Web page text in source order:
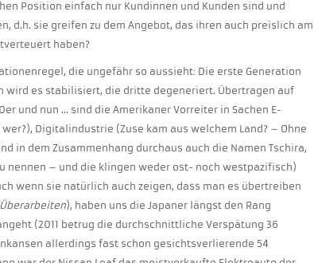
Position einfach nur Kundinnen und Kunden sind und
d.h. sie greifen zu dem Angebot, das ihren auch preislich am
haben?
die ungefähr so aussieht: Die erste Generation
wird es stabilisiert, die dritte degeneriert. Übertragen auf
und nun … sind die Amerikaner Vorreiter in Sachen E-
Digitalindustrie (Zuse kam aus welchem Land? – Ohne
in dem Zusammenhang durchaus auch die Namen Tschira,
nennen – und die klingen weder ost- noch westpazifisch)
wenn sie natürlich auch zeigen, dass man es übertreiben
Überarbeiten), haben uns die Japaner längst den Rang
(2011 betrug die durchschnittliche Verspätung 36
allerdings fast schon gesichtsverlierende 54